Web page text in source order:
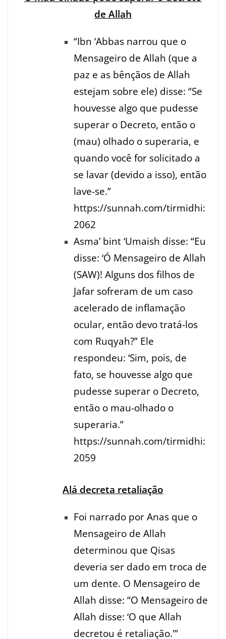
de Allah
“Ibn ‘Abbas narrou que o
Mensageiro de Allah (que a
paz e as bênçãos de Allah
estejam sobre ele) disse: “Se
houvesse algo que pudesse
superar o Decreto, então o
(mau) olhado o superaria, e
quando você for solicitado a
se lavar (devido a isso), então
lave-se.”
https://sunnah.com/tirmidhi:
2062
Asma’ bint ‘Umaish disse: “Eu
disse: ‘Ó Mensageiro de Allah
(SAW)! Alguns dos filhos de
Jafar sofreram de um caso
acelerado de inflamação
ocular, então devo tratá-los
com Ruqyah?” Ele
respondeu: ‘Sim, pois, de
fato, se houvesse algo que
pudesse superar o Decreto,
então o mau-olhado o
superaria.”
https://sunnah.com/tirmidhi:
2059
Alá decreta retaliação
Foi narrado por Anas que o
Mensageiro de Allah
determinou que Qisas
deveria ser dado em troca de
um dente. O Mensageiro de
Allah disse: “O Mensageiro de
Allah disse: ‘O que Allah
decretou é retaliação.'”